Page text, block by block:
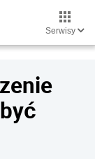
Serwisy